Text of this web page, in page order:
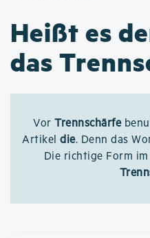
Heißt es
das
Vor Trennschärfe
Artikel die. Denn das
Die richtige Form